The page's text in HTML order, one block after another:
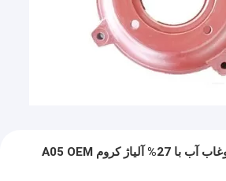
پوشش صفحه پمپ دوغاب آب با 27% آلیاژ کروم A05 OEM